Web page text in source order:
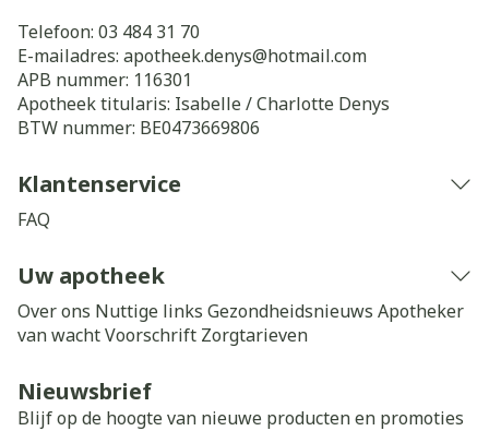
Telefoon: 03 484 31 70
E-mailadres: apotheek.denys@hotmail.com
APB nummer: 116301
Apotheek titularis: Isabelle / Charlotte Denys
BTW nummer: BE0473669806
Klantenservice
FAQ
Uw apotheek
Over ons Nuttige links Gezondheidsnieuws Apotheker
van wachtVoorschrift Zorgtarieven
Nieuwsbrief
Blijf op de hoogte van nieuwe producten en promoties